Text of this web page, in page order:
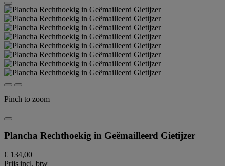
Pinch to zoom
Plancha Rechthoekig in Geëmailleerd Gietijzer
€ 134,00
Prijs incl. btw